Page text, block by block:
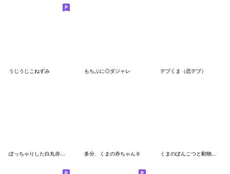
うじうじこねずみ もちぷに◎ダジャレ デブくま（恋デブ）
多分、くまの赤ちゃん６ くまのぽんこつと動物たち